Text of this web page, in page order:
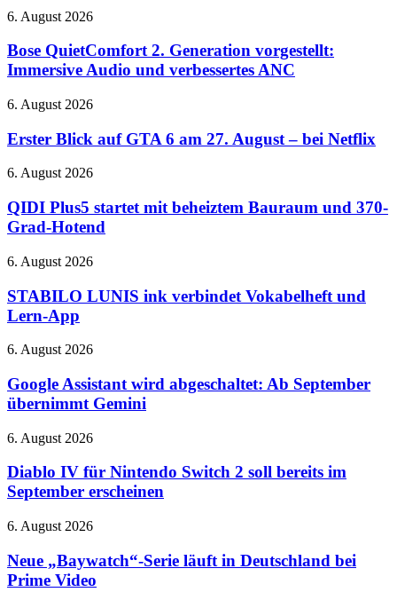
Spiele
RTX
5080-
Gaming
der
QuakeCon
Bose
2.
Generation
vorgestellt:
Audio
verbessertes
6. August 2026
Bose QuietComfort 2. Generation vorgestellt:
Immersive Audio und verbessertes ANC
Erster
auf
GTA
6
27.
August
–
Netflix
6. August 2026
Erster Blick auf GTA 6 am 27. August – bei Netflix
QIDI
startet
mit
beheiztem
und
Grad-
Hotend
6. August 2026
QIDI Plus5 startet mit beheiztem Bauraum und 370-
Grad-Hotend
STABILO
ink
verbindet
Vokabelheft
Lern-
6. August 2026
STABILO LUNIS ink verbindet Vokabelheft und
Lern-App
Google
wird
abgeschaltet:
Ab
übernimmt
6. August 2026
Google Assistant wird abgeschaltet: Ab September
übernimmt Gemini
Diablo
für
Nintendo
Switch
soll
im
September
6. August 2026
Diablo IV für Nintendo Switch 2 soll bereits im
September erscheinen
Neue
Serie
läuft
in
6. August 2026
Neue „Baywatch“-Serie läuft in Deutschland bei
Prime Video